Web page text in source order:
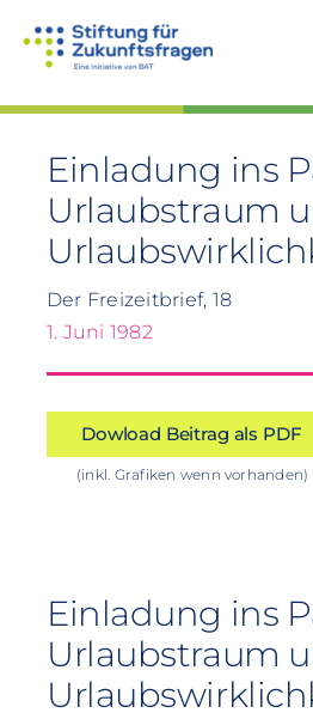
Inhalt
Einladung ins
Urlaubstraum
Der Freizeitbrief, 18
1. Juni 1982
Dowload Beitrag als PDF
(inkl. Grafiken wenn vorhanden)
Einladung ins
Urlaubstraum